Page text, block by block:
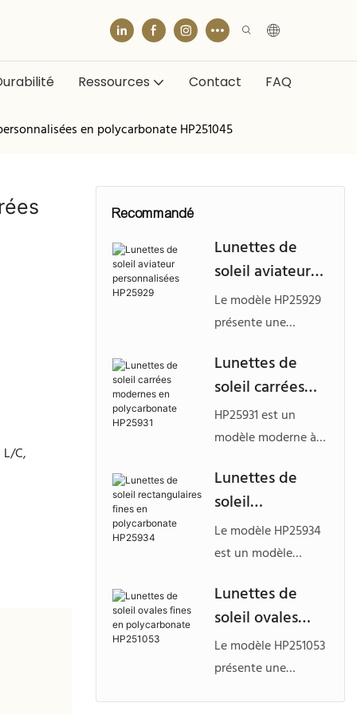
Ressources Contact FAQ
en polycarbonate HP251045
C,
Recommandé
Lunettes de
soleil aviateur
personnalisées
HP25929
Le modèle HP25929
présente une
inspirée des lunettes
d'aviateur, fabriquée
en polycarbonate
durable, conçue
cherchant à
développer des
lunettes de soleil
personnalisées en
se démarquent par
leur forte identité de
mode.
Lunettes de
soleil carrées
modernes en
polycarbonate
HP25931 est un
modèle moderne à
fabriqué en
polycarbonate léger,
idéal pour les
marques
lunettes en
polycarbonate
personnalisées avec
un style épuré et
Lunettes de
soleil
rectangulaires
fines en
HP25934
Le modèle HP25934
est un modèle
élégant et
minimaliste fabriqué
en polycarbonate
léger, idéal pour les
Lunettes de
soleil ovales
fines en
polycarbonate
Le modèle HP251053
présente une